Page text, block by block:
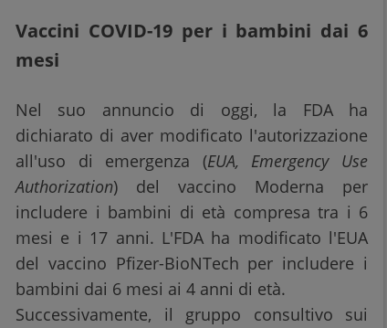
Vaccini COVID-19 per i bambini dai 6
mesi
Nel suo annuncio di oggi, la FDA ha
dichiarato di aver modificato l'autorizzazione
all'uso di emergenza (EUA, Emergency Use
Authorization) del vaccino Moderna per
includere i bambini di età compresa tra i 6
mesi e i 17 anni. L'FDA ha modificato l'EUA
del vaccino Pfizer-BioNTech per includere i
bambini dai 6 mesi ai 4 anni di età.
Successivamente, il gruppo consultivo sui